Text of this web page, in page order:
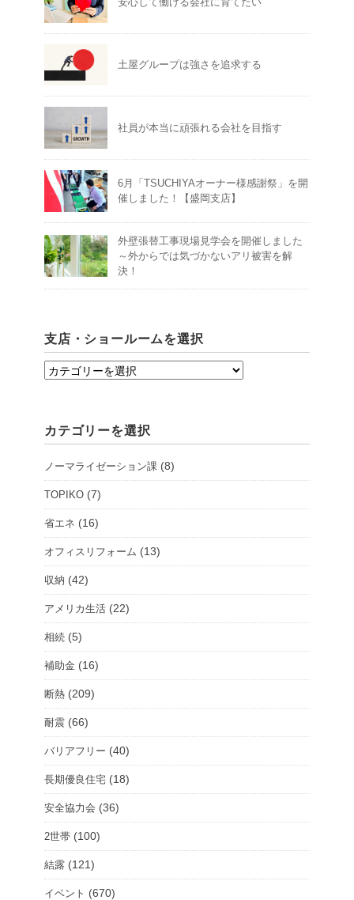
土屋グループは強さを追求する
社員が本当に頑張れる会社を目指す
6月「TSUCHIYAオーナー様感謝祭」を開
催しました！【盛岡支店】
外壁張替工事現場見学会を開催しました
～外からでは気づかないアリ被害を解
決！
支店・ショールームを選択
支
ョ
ル
ー
を
選
択
カテゴリーを選択
ノーマライゼーション課 (8)
TOPIKO (7)
省エネ (16)
オフィスリフォーム (13)
収納 (42)
アメリカ生活 (22)
相続 (5)
補助金 (16)
断熱 (209)
耐震 (66)
バリアフリー (40)
長期優良住宅 (18)
安全協力会 (36)
2世帯 (100)
結露 (121)
イベント (670)